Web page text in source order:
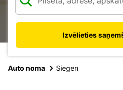
Izvēlieties
Auto noma Siegen